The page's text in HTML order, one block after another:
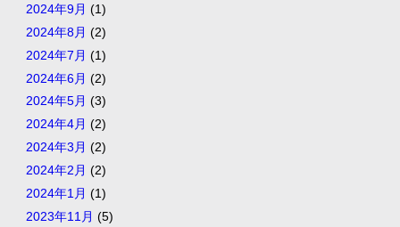
2024年9月 (1)
2024年8月 (2)
2024年7月 (1)
2024年6月 (2)
2024年5月 (3)
2024年4月 (2)
2024年3月 (2)
2024年2月 (2)
2024年1月 (1)
2023年11月 (5)